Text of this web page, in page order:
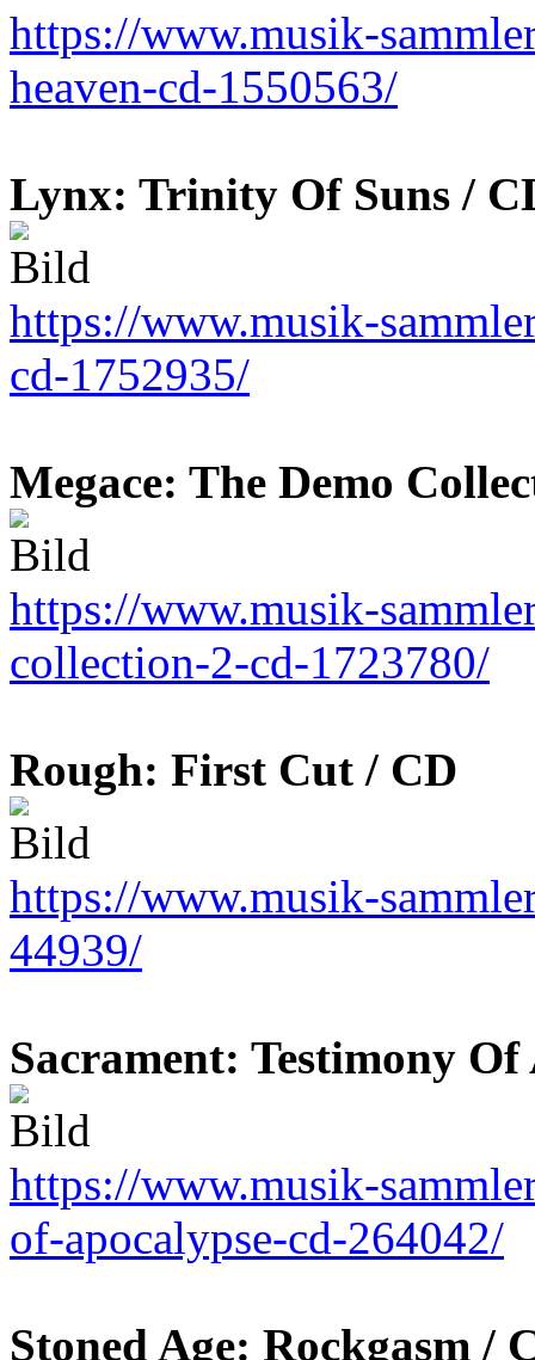
https://www.musik-
heaven-cd-1550563/
Lynx: Trinity Of Suns /
https://www.musik-
cd-1752935/
Megace: The Demo
https://www.musik-
collection-2-cd-1723780/
Rough: First Cut / CD
https://www.musik-
44939/
Sacrament: Testimony
https://www.musik-
of-apocalypse-cd-264042/
Stoned Age: Rockgasm /